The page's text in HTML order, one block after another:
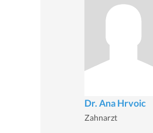
Dr. Ana Hrvoic
Zahnarzt